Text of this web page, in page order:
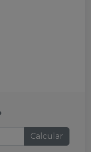
Calcular